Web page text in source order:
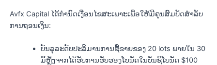
Avfx Capital ໄດ້ກໍານົດເງື່ອນໄຂສະເພາະເພື່ອໃຫ້ມີຄຸນສົມບັດສໍາລັບ
ການຖອນເງິນ:
ບັນລຸລະດັບປະລິມານການຊື້ຂາຍຂອງ 20 lots ພາຍໃນ 30
ມື້ຫຼັງຈາກໄດ້ຮັບການຮັບຮອງໂບນັດໃນບັນຊີໂບນັດ $100